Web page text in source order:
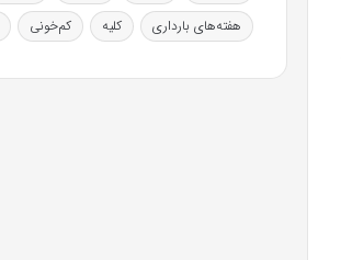
هفته‌های بارداری
کلیه کم‌خونی